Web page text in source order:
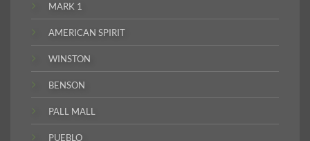
MARK 1
AMERICAN SPIRIT
WINSTON
BENSON
PALL MALL
PUEBLO